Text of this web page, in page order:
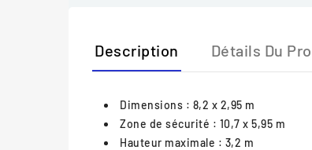
Description Détails Du
Dimensions : 8,2 x 2,95 m
Zone de sécurité : 10,7 x 5,95 m
Hauteur maximale : 3,2 m